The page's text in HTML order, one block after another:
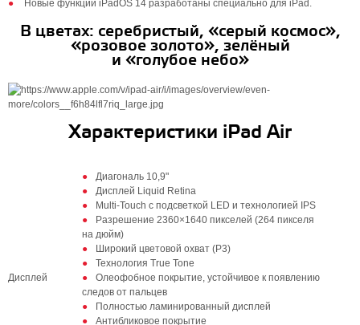
Новые функции iPadOS 14 разработаны специально для iPad.
В цветах: серебристый, «серый космос»,
«розовое золото», зелёный
и «голубое небо»
Характеристики iPad Air
Дисплей
Диагональ 10,9"
Дисплей Liquid Retina
Multi‑Touch с подсветкой LED и технологией IPS
Разрешение 2360×1640 пикселей (264 пикселя
на дюйм)
Широкий цветовой охват (P3)
Технология True Tone
Олеофобное покрытие, устойчивое к появлению
следов от пальцев
Полностью ламинированный дисплей
Антибликовое покрытие